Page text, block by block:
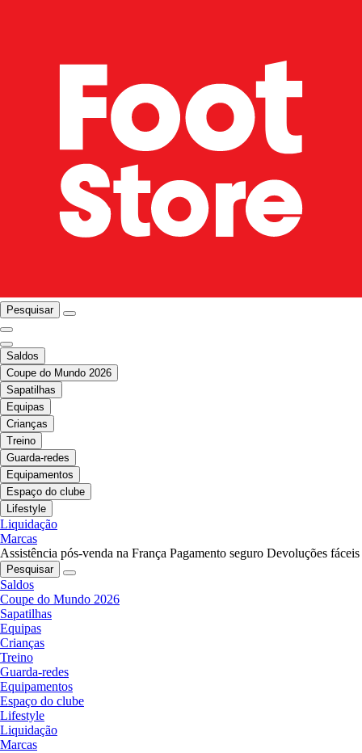
Pesquisar
Saldos
Coupe do Mundo 2026
Sapatilhas
Equipas
Crianças
Treino
Guarda-redes
Equipamentos
Espaço do clube
Lifestyle
Liquidação
Marcas
Assistência pós-venda na França Pagamento seguro Devoluções fáceis
Pesquisar
Saldos
Coupe do Mundo 2026
Sapatilhas
Equipas
Crianças
Treino
Guarda-redes
Equipamentos
Espaço do clube
Lifestyle
Liquidação
Marcas